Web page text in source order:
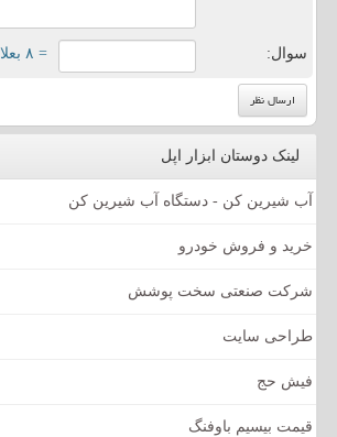
سوال: = ۸ بعلاوه ۱
لینک دوستان ابزار اپل
آب شیرین کن - دستگاه آب شیرین کن
خرید و فروش خودرو
شرکت صنعتی سخت پوشش
طراحی سایت
فیش حج
قیمت بیسیم باوفنگ